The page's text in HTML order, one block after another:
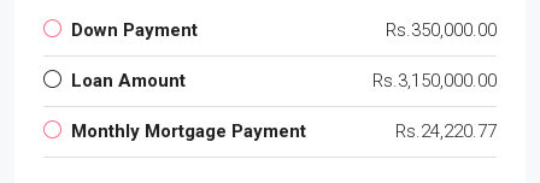
Down Payment Rs.350,000.00
Loan Amount Rs.3,150,000.00
Monthly Mortgage Payment Rs.24,220.77